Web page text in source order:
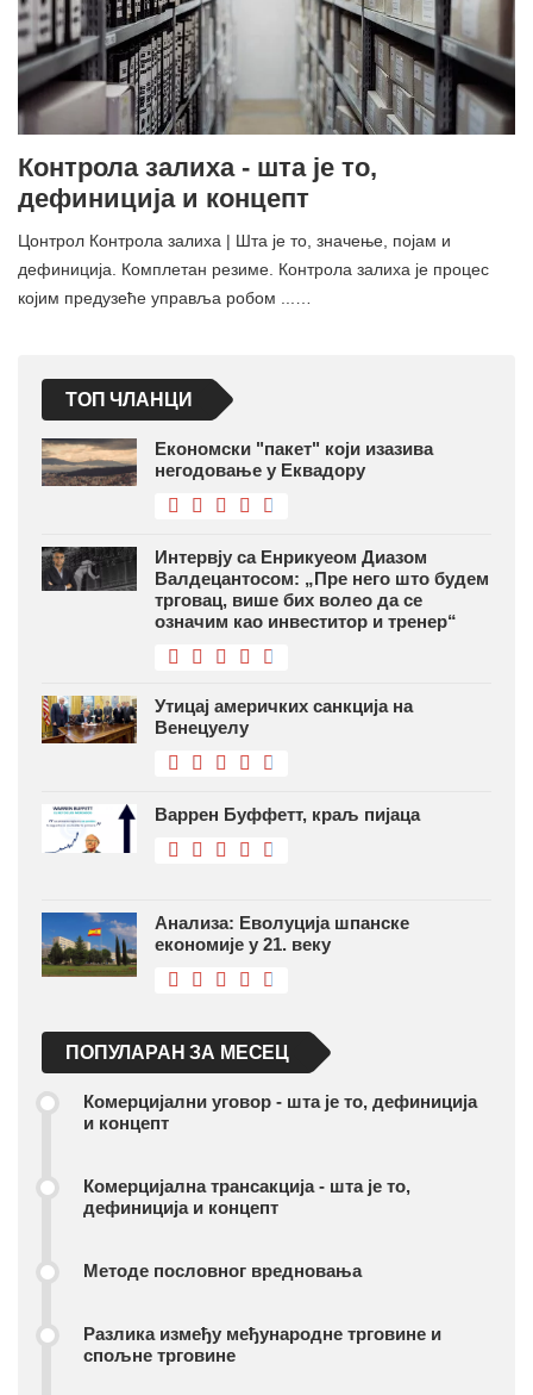
Контрола залиха - шта је то,
дефиниција и концепт
Цонтрол Контрола залиха | Шта је то, значење, појам и
дефиниција. Комплетан резиме. Контрола залиха је процес
којим предузеће управља робом ...…
ТОП ЧЛАНЦИ
Економски "пакет" који изазива
негодовање у Еквадору
Интервју са Енрикуеом Диазом
Валдецантосом: „Пре него што будем
трговац, више бих волео да се
означим као инвеститор и тренер“
Утицај америчких санкција на
Венецуелу
Варрен Буффетт, краљ пијаца
Анализа: Еволуција шпанске
економије у 21. веку
ПОПУЛАРАН ЗА МЕСЕЦ
Комерцијални уговор - шта је то, дефиниција
и концепт
Комерцијална трансакција - шта је то,
дефиниција и концепт
Методе пословног вредновања
Разлика између међународне трговине и
спољне трговине